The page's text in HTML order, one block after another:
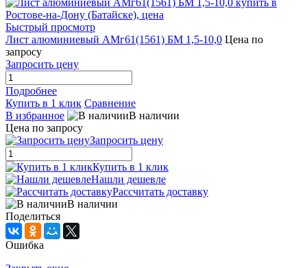
Быстрый просмотр
Лист алюминиевый АМг61(1561) БМ 1,5-10,0 Цена по
запросу
Запросить цену
Подробнее
Купить в 1 клик Сравнение
В избранное
В наличии
Цена по запросу
Запросить цену
Купить в 1 клик
Нашли дешевле
Рассчитать доставку
В наличии
Поделиться
Ошибка